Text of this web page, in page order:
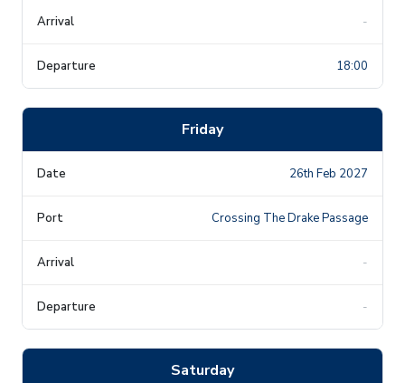
-
18:00
Friday
26th Feb 2027
Crossing The Drake Passage
-
-
Saturday